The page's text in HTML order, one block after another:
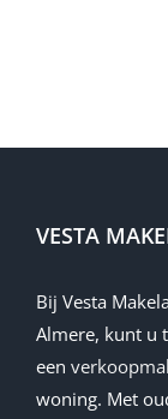
VESTA
Bij Vesta
Almere, kunt u
een
woning. Met